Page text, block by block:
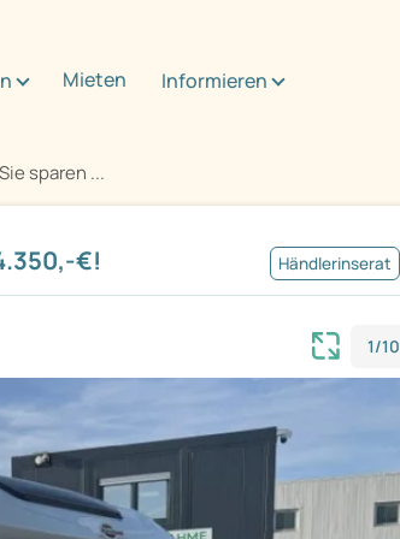
Mieten Informieren
sparen ...
€! Händlerinserat
1/10